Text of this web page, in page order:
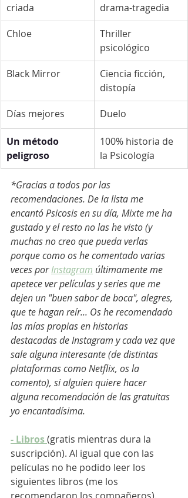
criada
drama-tragedia
Chloe
Thriller
psicológico
Black Mirror
Ciencia ficción,
distopía
Días mejores
Duelo
Un método
peligroso
100% historia de
la Psicología
*Gracias a todos por las
recomendaciones. De la lista me
encantó Psicosis en su día, Mixte me ha
gustado y el resto no las he visto (y
muchas no creo que pueda verlas
porque como os he comentado varias
veces por Instagram últimamente me
apetece ver películas y series que me
dejen un "buen sabor de boca", alegres,
que te hagan reír... Os he recomendado
las mías propias en historias
destacadas de Instagram y cada vez que
sale alguna interesante (de distintas
plataformas como Netflix, os la
comento), si alguien quiere hacer
alguna recomendación de las gratuitas
yo encantadísima.
- Libros(gratis mientras dura la
suscripción). Al igual que con las
películas no he podido leer los
siguientes libros (me los